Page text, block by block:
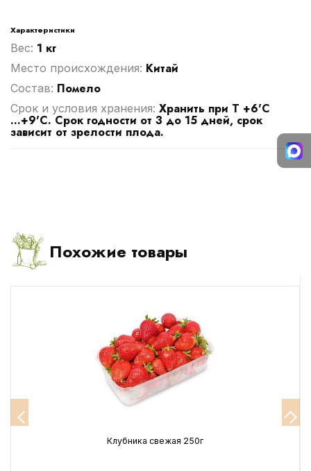
Характеристики
Вес: 1 кг
Место происхождения: Китай
Cостав: Помело
Срок и условия хранения: Хранить при Т +6'C
...+9'C. Срок годности от 3 до 15 дней, срок
зависит от зрелости плода.
Похожие товары
Клубника свежая 250г